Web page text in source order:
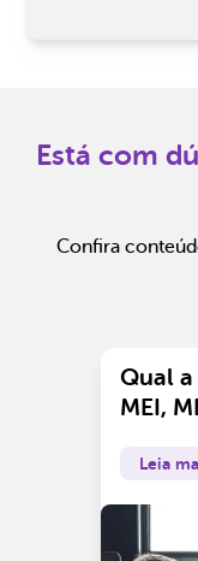
Está com
Confira
Qual
MEI,
Leia